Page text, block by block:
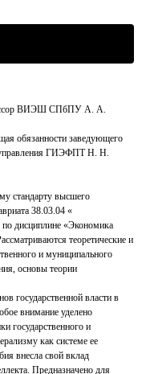
ВИЭШ СПбПУ А. А.
обязанности заведующего
управления ГИЭФПТ Н. Н.
стандарту высшего
38.03.04 «
по дисциплине «Экономика
теоретические и
и муниципального
основы теории
государственной власти в
внимание уделено
государственного и
как системе ее
внесла свой вклад
Предназначено для